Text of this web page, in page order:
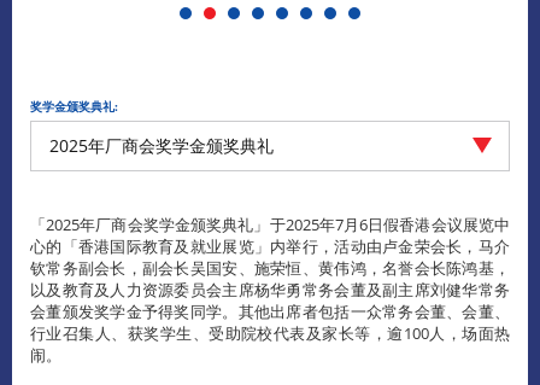
奖学金颁奖典礼:
2025年厂商会奖学金颁奖典礼
「2025年厂商会奖学金颁奖典礼」于2025年7月6日假香港会议展览中
心的「香港国际教育及就业展览」内举行，活动由卢金荣会长，马介
钦常务副会长，副会长吴国安、施荣恒、黄伟鸿，名誉会长陈鸿基，
以及教育及人力资源委员会主席杨华勇常务会董及副主席刘健华常务
会董颁发奖学金予得奖同学。其他出席者包括一众常务会董、会董、
行业召集人、获奖学生、受助院校代表及家长等，逾100人，场面热
闹。